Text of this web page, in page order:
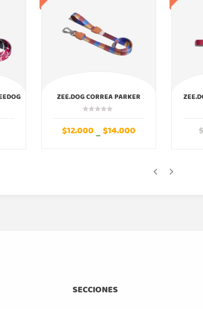
ZEE.DOG CORREA PARKER
ZEEDOG
$12.000–$14.000 $
SECCIONES